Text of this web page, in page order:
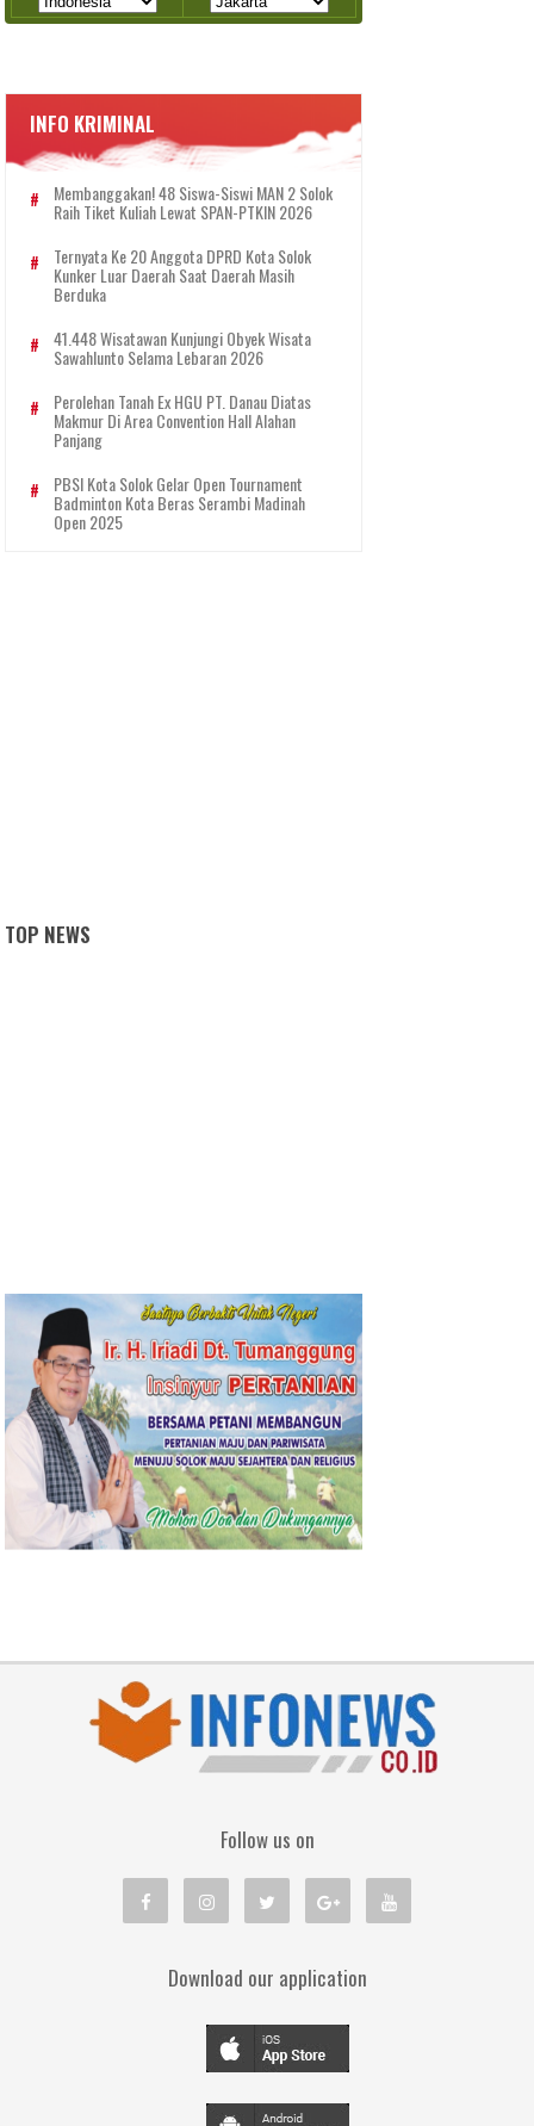
INFO KRIMINAL
Membanggakan! 48 Siswa-Siswi MAN 2 Solok
Raih Tiket Kuliah Lewat SPAN-PTKIN 2026
Ternyata Ke 20 Anggota DPRD Kota Solok
Kunker Luar Daerah Saat Daerah Masih
Berduka
41.448 Wisatawan Kunjungi Obyek Wisata
Sawahlunto Selama Lebaran 2026
Perolehan Tanah Ex HGU PT. Danau Diatas
Makmur Di Area Convention Hall Alahan
Panjang
PBSI Kota Solok Gelar Open Tournament
Badminton Kota Beras Serambi Madinah
Open 2025
TOP NEWS
Follow us on
Download our application